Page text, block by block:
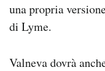
una propria
di Lyme.
Valneva dovrà